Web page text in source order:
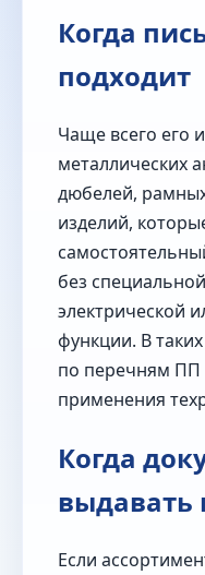
Когда
подходит
Чаще всего его
металлических
дюбелей,
изделий,
без
электрической
функции. В
по перечням ПП
применения
Когда
выдавать
Если